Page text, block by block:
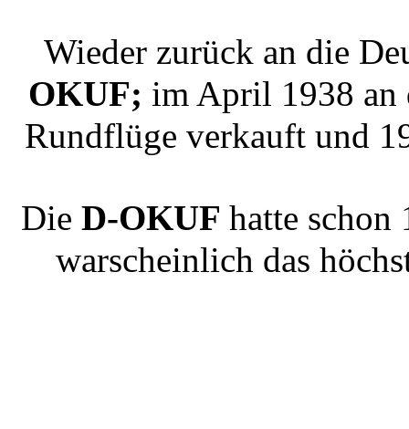
Wieder zurück an die
OKUF; im April 1938 an
Rundflüge verkauft und
Die D-OKUF hatte schon
warscheinlich das